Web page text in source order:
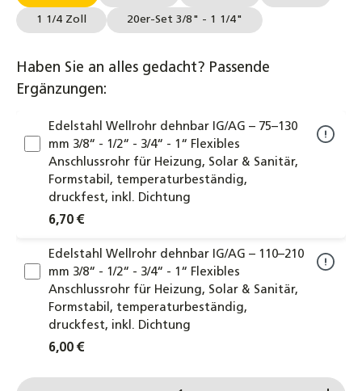
1 1/4 Zoll 20er-Set 3/8" - 1 1/4"
Haben Sie an alles gedacht? Passende
Ergänzungen:
Edelstahl Wellrohr dehnbar IG/AG – 75–130
mm 3/8“ - 1/2“ - 3/4“ - 1“ Flexibles
Anschlussrohr für Heizung, Solar & Sanitär,
Formstabil, temperaturbeständig,
druckfest, inkl. Dichtung
6,70 €
Edelstahl Wellrohr dehnbar IG/AG – 110–210
mm 3/8“ - 1/2“ - 3/4“ - 1“ Flexibles
Anschlussrohr für Heizung, Solar & Sanitär,
Formstabil, temperaturbeständig,
druckfest, inkl. Dichtung
6,00 €
Produkt Anzahl: Gib den gewünschten Wert ein